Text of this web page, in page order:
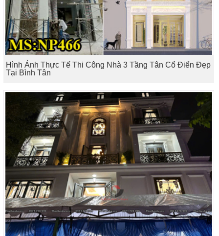
Hình Ảnh Thực Tế Thi Công Nhà 3 Tầng Tân Cổ Điển Đẹp
Tại Bình Tân